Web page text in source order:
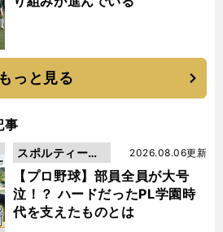
もっと見る
事
【プロ野球】部員全員が大号
泣！？ ハードだったPL学園時
代を支えたものとは
2026.08.06更新
スポルティーバ
動画